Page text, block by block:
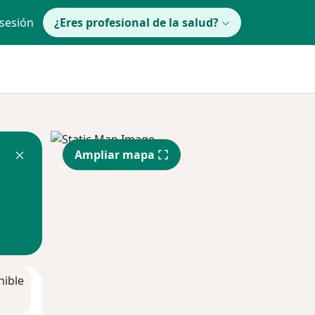
¿Eres profesional de la salud?
Ampliar mapa